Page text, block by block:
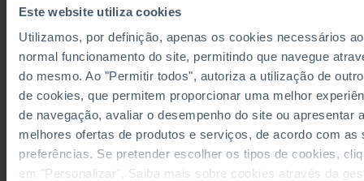
Este website utiliza cookies
Utilizamos, por definição, apenas os cookies necessários ao
normal funcionamento do site, permitindo que navegue
do mesmo. Ao "Permitir todos", autoriza a utilização de
de cookies, que permitem proporcionar uma melhor
de navegação, avaliar o desempenho do site ou apresentar
melhores ofertas de produtos e serviços, de acordo com as
preferências. Se pretender escolher os tipos de cookies,
em "Personalizar". Saiba mais sobre cookies através da
1994
69.1
1995
72.9
1996
62.7
69.3
2000
69.8
2001
69.9
Sources/Entities: IGFSS/MTSSS, PORDATA
RELATED